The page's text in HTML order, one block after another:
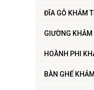
ĐĨA GỖ KHẢM
GIƯỜNG KHẢM
HOÀNH PHI
BÀN GHẾ